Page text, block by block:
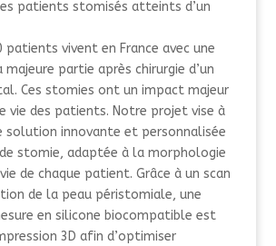
patients stomisés atteints d’un
patients vivent en France avec une
partie après chirurgie d’un
Ces stomies ont un impact majeur
vie des patients. Notre projet vise à
solution innovante et personnalisée
stomie, adaptée à la morphologie
de chaque patient. Grâce à un scan
de la peau péristomiale, une
en silicone biocompatible est
3D afin d’optimiser